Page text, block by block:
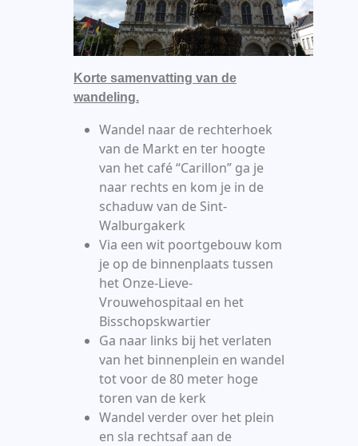
Korte samenvatting van de
wandeling.
Wandel naar de rechterhoek
van de Markt en ter hoogte
van het café “Carillon” ga je
naar rechts en kom je in de
schaduw van de Sint-
Walburgakerk
Via een wit poortgebouw kom
je op de binnenplaats tussen
het Onze-Lieve-
Vrouwehospitaal en het
Bisschopskwartier
Ga naar links bij het verlaten
van het binnenplein en wandel
tot voor de 80 meter hoge
toren van de kerk
Wandel verder over het plein
en sla rechtsaf aan de